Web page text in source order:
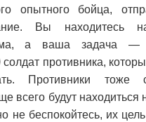
опытного бойца,
Вы находитесь
а ваша задача —
противника,
Противники тоже
всего будут находиться
не беспокойтесь, их